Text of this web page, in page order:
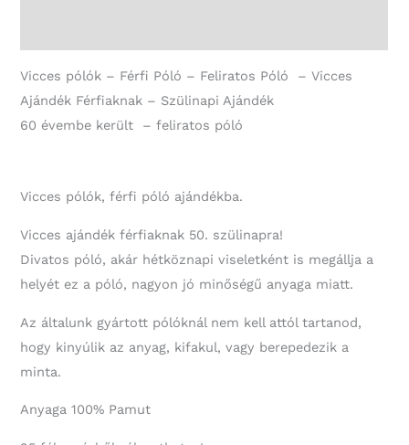
Férfiaknak
Vicces pólók – Férfi Póló – Feliratos Póló – Vicces
Ajándék Férfiaknak – Szülinapi Ajándék
60 évembe került – feliratos póló
Vicces pólók, férfi póló ajándékba.
Vicces ajándék férfiaknak 50. szülinapra!
Divatos póló, akár hétköznapi viseletként is megállja a
helyét ez a póló, nagyon jó minőségű anyaga miatt.
Az általunk gyártott pólóknál nem kell attól tartanod,
hogy kinyúlik az anyag, kifakul, vagy berepedezik a
minta.
Anyaga 100% Pamut